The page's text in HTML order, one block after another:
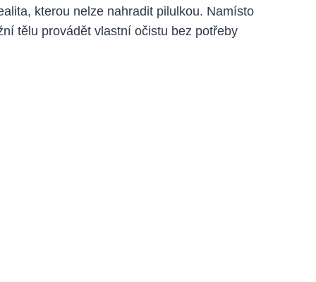
kterou nelze nahradit pilulkou. Namísto
tělu provádět vlastní očistu bez potřeby